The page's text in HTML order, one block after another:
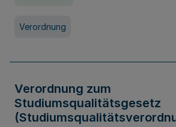
Verordnung
Verordnung zum
Studiumsqualitätsgesetz